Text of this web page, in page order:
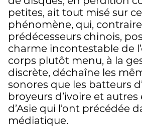
petites, ait tout misé sur
phénomène, qui,
prédécesseurs chinois,
charme incontestable de
corps plutôt menu, à la
discrète, déchaîne les
sonores que les batteurs
broyeurs d’ivoire et
d’Asie qui l’ont précédée
médiatique.